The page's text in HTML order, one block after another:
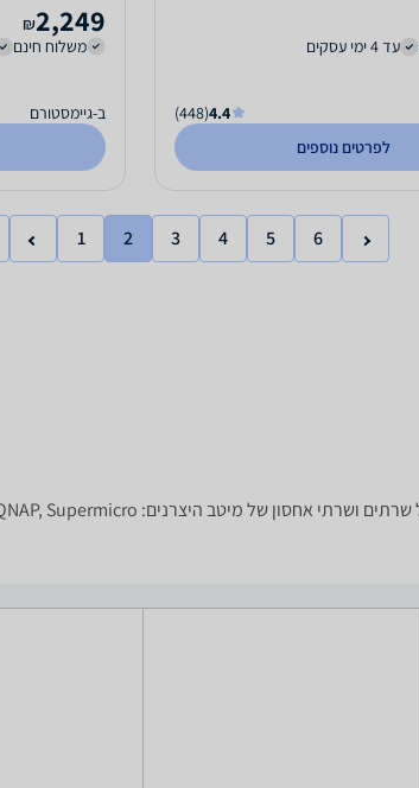
עד 4 ימי עסקים
4.4
(448)
לפרטים נוספים
2,249
₪
משלוח חינם
ב-גיימסטורם
1 2 3 4 5 6